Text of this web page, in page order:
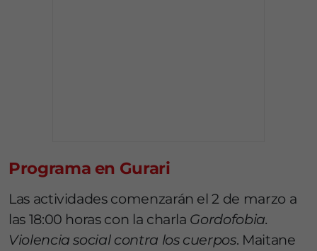
Programa en Gurari
Las actividades comenzarán el 2 de marzo a
las 18:00 horas con la charla Gordofobia.
Violencia social contra los cuerpos. Maitane